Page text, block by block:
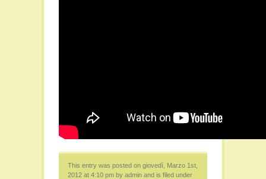
This entry was posted on giovedì, Marzo 1st,
2012 at 4:10 pm by admin and is filed under